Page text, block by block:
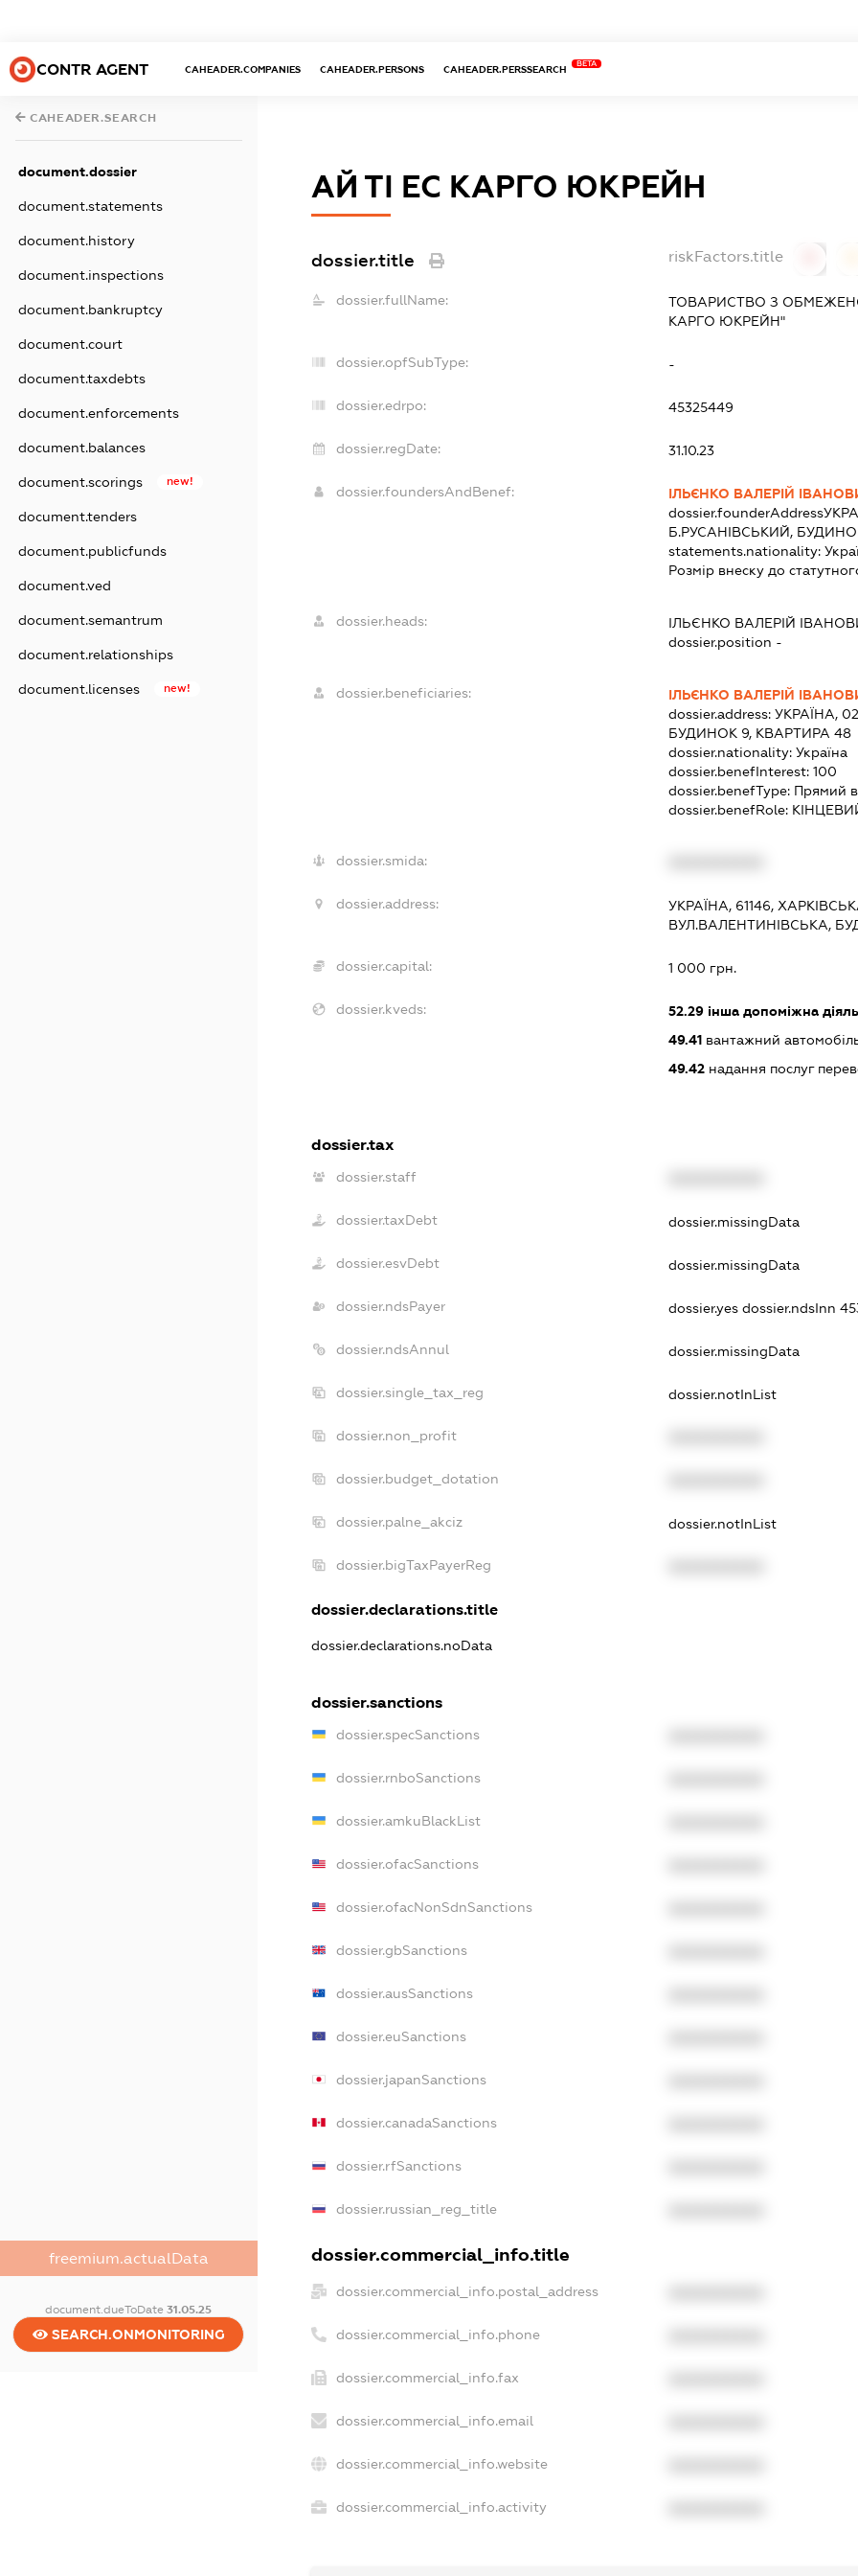
CONTR AGENT CAHEADER.COMPANIES CAHEADER.PERSONS CAHEADER.PERSSEARCH
BETA
CAHEADER.SEARCH
document.dossier
document.statements
document.history
document.inspections
document.bankruptcy
document.court
document.taxdebts
document.enforcements
document.balances
document.scorings new!
document.tenders
document.publicfunds
document.ved
document.semantrum
document.relationships
document.licenses new!
freemium.actualData
document.dueToDate31.05.25
SEARCH.ONMONITORING
АЙ ТІ ЕС КАРГО ЮКРЕЙН
dossier.title riskFactors.title
dossier.fullName:
ТОВАРИСТВО З
КАРГО ЮКРЕЙН"
dossier.opfSubType: -
dossier.edrpo: 45325449
dossier.regDate: 31.10.23
dossier.foundersAndBenef:
ІЛЬЄНКО ВАЛЕРІЙ
dossier.founderAddress
Б.РУСАНІВСЬКИЙ,
statements.nationality:
Розмір внеску до
dossier.heads: ІЛЬЄНКО ВАЛЕРІЙ
dossier.position -
dossier.beneficiaries:
ІЛЬЄНКО ВАЛЕРІЙ
dossier.address: УКРАЇНА,
БУДИНОК 9, КВАРТИРА 48
dossier.nationality: Україна
dossier.benefInterest: 100
dossier.benefType: Прямий
dossier.benefRole:
dossier.smida:
dossier.address:
УКРАЇНА, 61146,
ВУЛ.ВАЛЕНТИНІВСЬКА,
dossier.capital: 1 000 грн.
dossier.kveds: 52.29інша допоміжна
49.41вантажний
49.42надання послуг
dossier.tax
dossier.staff
dossier.taxDebt dossier.missingData
dossier.esvDebt dossier.missingData
dossier.ndsPayer dossier.yes dossier.ndsInn
dossier.ndsAnnul dossier.missingData
dossier.single_tax_reg dossier.notInList
dossier.non_profit
dossier.budget_dotation
dossier.palne_akciz dossier.notInList
dossier.bigTaxPayerReg
dossier.declarations.title
dossier.declarations.noData
dossier.sanctions
dossier.specSanctions
dossier.rnboSanctions
dossier.amkuBlackList
dossier.ofacSanctions
dossier.ofacNonSdnSanctions
dossier.gbSanctions
dossier.ausSanctions
dossier.euSanctions
dossier.japanSanctions
dossier.canadaSanctions
dossier.rfSanctions
dossier.russian_reg_title
dossier.commercial_info.title
dossier.commercial_info.postal_address
dossier.commercial_info.phone
dossier.commercial_info.fax
dossier.commercial_info.email
dossier.commercial_info.website
dossier.commercial_info.activity